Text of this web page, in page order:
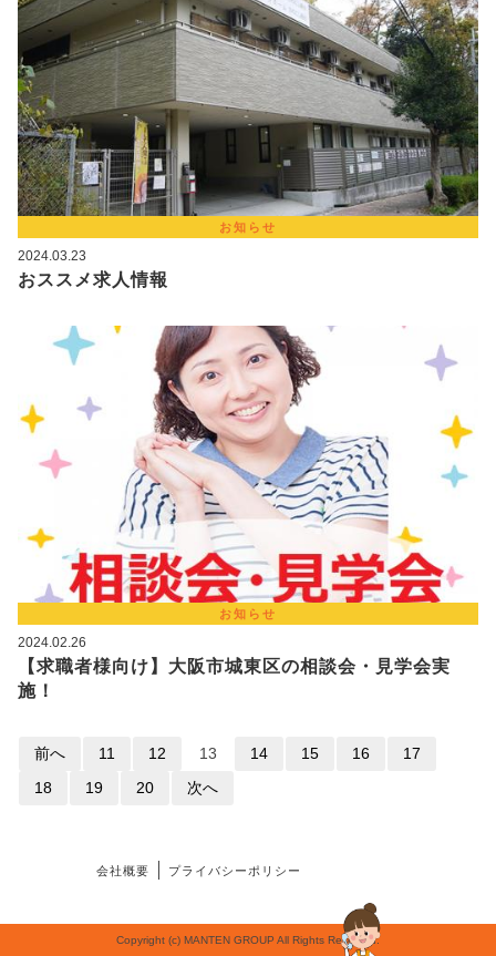
お知らせ
2024.03.23
おススメ求人情報
お知らせ
2024.02.26
【求職者様向け】大阪市城東区の相談会・見学会実
施！
前へ 11 12 13 14 15 16
17
18
19 20 次へ
会社概要 プライバシーポリシー
Copyright (c) MANTEN GROUP All Rights Reserved.